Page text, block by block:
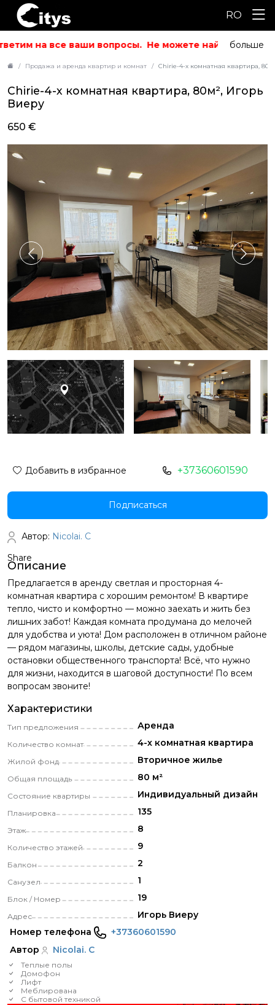
RO
на все ваши вопросы. Не можете найти то, что
больше
Продажа и аренда квартир и комнат Chirie-4-х комнатная квартира,
Описание
Предлагается в аренду светлая и просторная 4-
комнатная квартира с хорошим ремонтом! В квартире
тепло, чисто и комфортно — можно заехать и жить без
лишних забот! Каждая комната продумана до мелочей
для удобства и уюта! Дом расположен в отличном районе
— рядом магазины, школы, детские сады, удобные
остановки общественного транспорта! Всё, что нужно
для жизни, находится в шаговой доступности! По всем
вопросам звоните!
Характеристики
Тип предложения Аренда
Количество комнат 4-х комнатная квартира
Жилой фонд Вторичное жилье
Общая площадь 80 м²
Состояние квартиры Индивидуальный дизайн
Планировка 135
Этаж 8
Количество этажей 9
Балкон 2
Санузел 1
Блок / Номер 19
Адрес
Игорь Виеру
Номер телефона
+37360601590
Автор
Nicolai. C
Теплые полы
Домофон
Лифт
Меблирована
С бытовой техникой
Chirie-4-х комнатная квартира, 80м², Игорь
Виеру
650 €
Добавить в избранное +37360601590
Подписаться
Автор: Nicolai. C
Share